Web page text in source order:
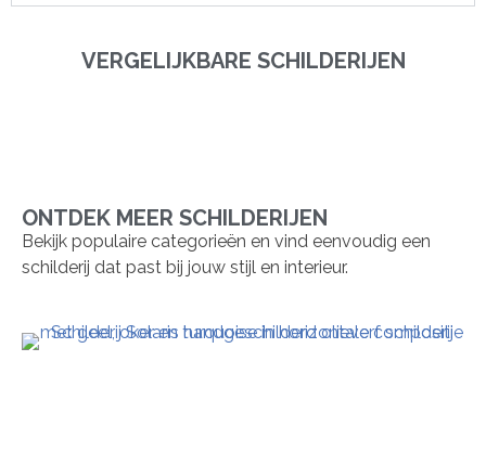
VERGELIJKBARE SCHILDERIJEN
ONTDEK MEER SCHILDERIJEN
Bekijk populaire categorieën en vind eenvoudig een
schilderij dat past bij jouw stijl en interieur.